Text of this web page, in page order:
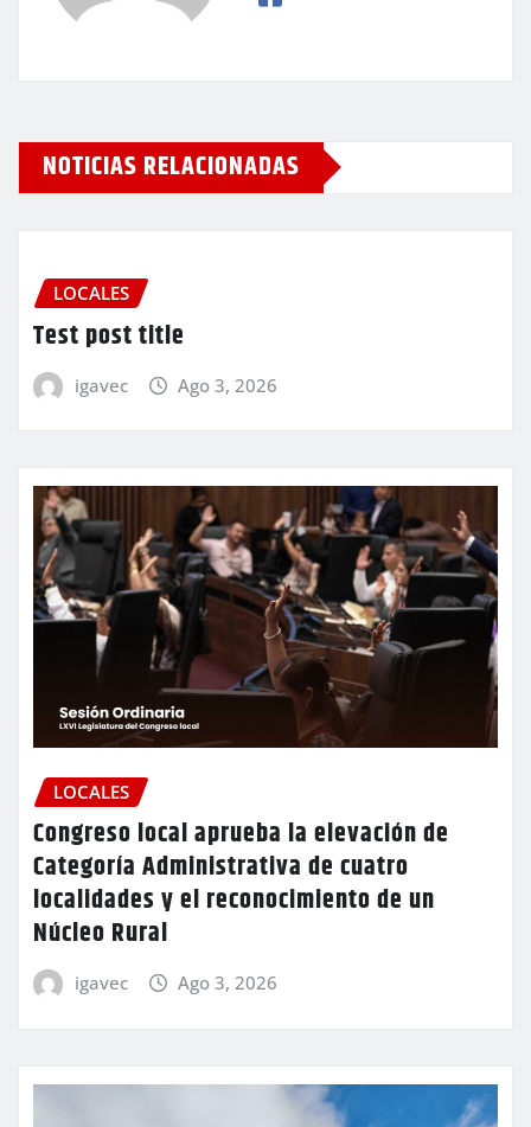
NOTICIAS RELACIONADAS
LOCALES
Test post title
igavec Ago 3, 2026
LOCALES
Congreso local aprueba la elevación de
Categoría Administrativa de cuatro
localidades y el reconocimiento de un
Núcleo Rural
igavec Ago 3, 2026